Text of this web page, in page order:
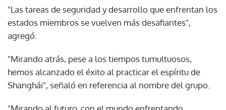
"Las tareas de seguridad y desarrollo que enfrentan los
estados miembros se vuelven más desafiantes",
agregó.
"Mirando atrás, pese a los tiempos tumultuosos,
hemos alcanzado el éxito al practicar el espíritu de
Shanghái", señaló en referencia al nombre del grupo.